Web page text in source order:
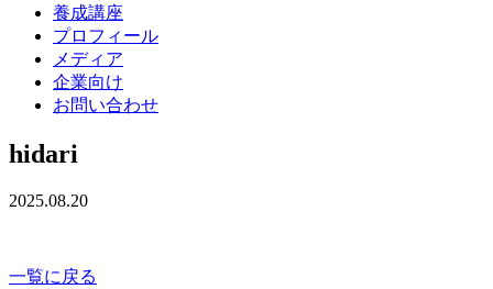
養成講座
プロフィール
メディア
企業向け
お問い合わせ
hidari
2025.08.20
一覧に戻る